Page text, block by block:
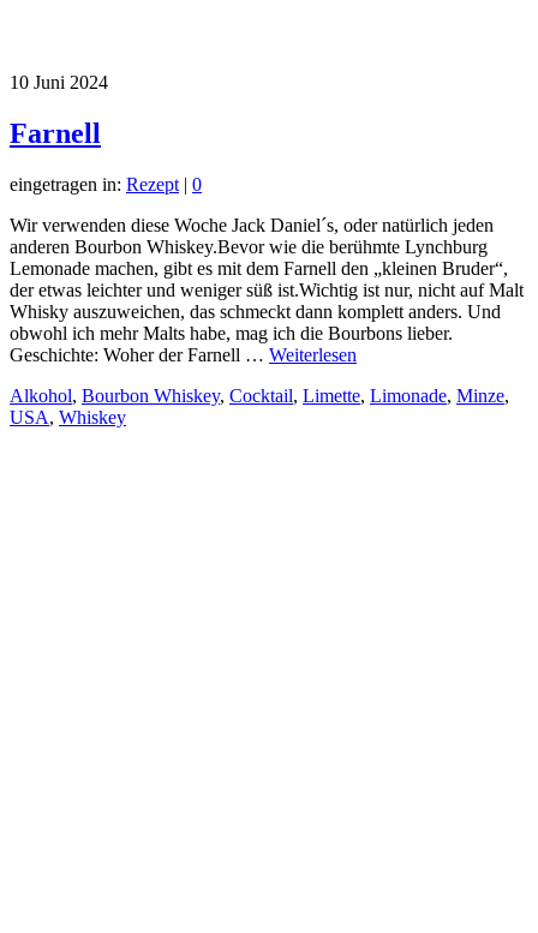
10 Juni 2024
Farnell
eingetragen in: Rezept | 0
Wir verwenden diese Woche Jack Daniel´s, oder natürlich jeden
anderen Bourbon Whiskey.Bevor wie die berühmte Lynchburg
Lemonade machen, gibt es mit dem Farnell den „kleinen Bruder“,
der etwas leichter und weniger süß ist.Wichtig ist nur, nicht auf Malt
Whisky auszuweichen, das schmeckt dann komplett anders. Und
obwohl ich mehr Malts habe, mag ich die Bourbons lieber.
Geschichte: Woher der Farnell … Weiterlesen
Alkohol, Bourbon Whiskey, Cocktail, Limette, Limonade, Minze,
USA, Whiskey